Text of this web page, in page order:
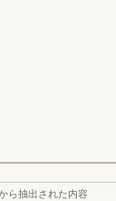
ら抽出された内容